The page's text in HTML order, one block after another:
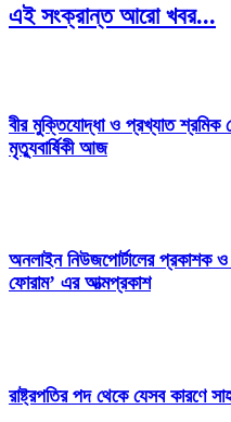
এই সংক্রান্ত আরো খবর...
বীর মুক্তিযোদ্ধা ও প্রখ্যাত শ্রমিক
মৃত্যুবার্ষিকী আজ
অনলাইন নিউজপোর্টালের প্রকাশক
ফোরাম’ এর আত্মপ্রকাশ
রাষ্ট্রপতির পদ থেকে যেসব কারণে